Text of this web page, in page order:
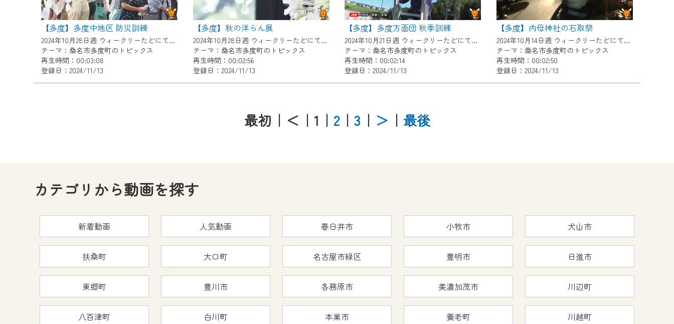
【多度】多度中地区 防災訓練
2024年10月28日週 ウィークリーたどにて放送
テーマ：桑名市多度町のトピックス
再生時間：00:03:08
登録日：2024/11/13
【多度】秋の洋らん展
2024年10月28日週 ウィークリーたどにて放送
テーマ：桑名市多度町のトピックス
再生時間：00:02:56
登録日：2024/11/13
【多度】多度方面団 秋季訓練
2024年10月21日週 ウィークリーたどにて放送
テーマ：桑名市多度町のトピックス
再生時間：00:02:14
登録日：2024/11/13
【多度】内母神社の石取祭
2024年10月14日週 ウィークリーたどにて放送
テーマ：桑名市多度町のトピックス
再生時間：00:02:50
登録日：2024/11/13
最初 ｜＜ ｜1 ｜ 2 ｜ 3 ｜ ＞ ｜ 最後
カテゴリから動画を探す
新着動画 人気動画 春日井市 小牧市 犬山市
扶桑町 大口町 名古屋市緑区 豊明市 日進市
東郷町 豊川市 各務原市 美濃加茂市 川辺町
八百津町 白川町 本巣市 養老町 川越町